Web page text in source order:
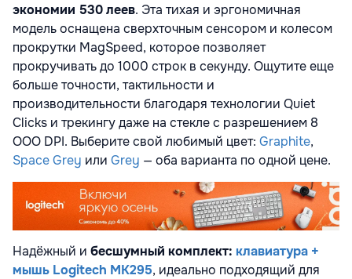
экономии 530 леев. Эта тихая и эргономичная
модель оснащена сверхточным сенсором и колесом
прокрутки MagSpeed, которое позволяет
прокручивать до 1000 строк в секунду. Ощутите еще
больше точности, тактильности и
производительности благодаря технологии Quiet
Clicks и трекингу даже на стекле с разрешением 8
ООО DPI. Выберите свой любимый цвет: Graphite,
Space Grey или Grey — оба варианта по одной цене.
Надёжный и бесшумный комплект: клавиатура +
мышь Logitech MK295, идеально подходящий для